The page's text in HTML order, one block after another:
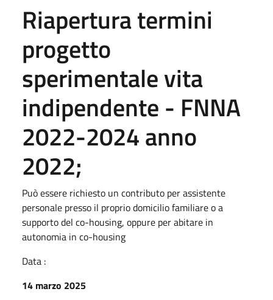
Riapertura termini
progetto
sperimentale vita
indipendente - FNNA
2022-2024 anno
2022;
Può essere richiesto un contributo per assistente
personale presso il proprio domicilio familiare o a
supporto del co-housing, oppure per abitare in
autonomia in co-housing
Data :
14 marzo 2025